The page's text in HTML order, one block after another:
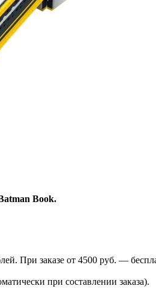
Book.
При заказе от 4500 руб. —
при составлении заказа).